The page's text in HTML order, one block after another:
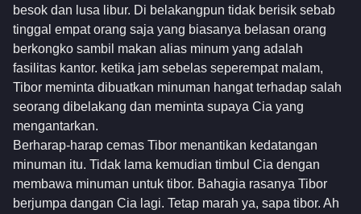
besok dan lusa libur. Di belakangpun tidak berisik sebab
tinggal empat orang saja yang biasanya belasan orang
berkongko sambil makan alias minum yang adalah
fasilitas kantor. ketika jam sebelas seperempat malam,
Tibor meminta dibuatkan minuman hangat terhadap salah
seorang dibelakang dan meminta supaya Cia yang
mengantarkan.
Berharap-harap cemas Tibor menantikan kedatangan
minuman itu. Tidak lama kemudian timbul Cia dengan
membawa minuman untuk tibor. Bahagia rasanya Tibor
berjumpa dangan Cia lagi. Tetap marah ya, sapa tibor. Ah